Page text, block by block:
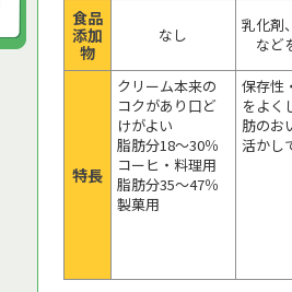
食品
添加
物
なし
乳化剤
など
特長
クリーム本来の
コクがあり口ど
けがよい
脂肪分18～30％
コーヒ・料理用
脂肪分35～47％
製菓用
保存性
をよく
肪のお
活かし